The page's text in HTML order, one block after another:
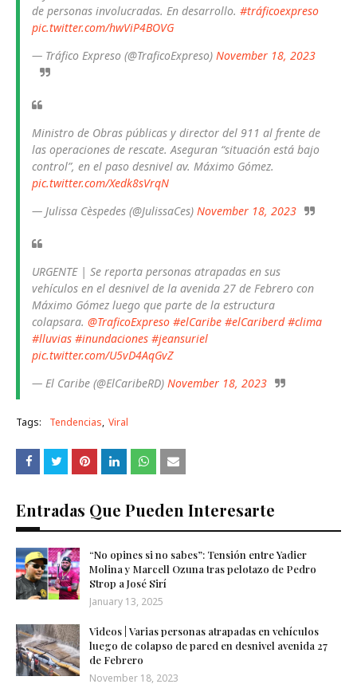
de personas involucradas. En desarrollo. #tráficoexpreso
pic.twitter.com/hwViP4BOVG
— Tráfico Expreso (@TraficoExpreso) November 18, 2023
Ministro de Obras públicas y director del 911 al frente de
las operaciones de rescate. Aseguran “situación está bajo
control”, en el paso desnivel av. Máximo Gómez.
pic.twitter.com/Xedk8sVrqN
— Julissa Cèspedes (@JulissaCes) November 18, 2023
URGENTE | Se reporta personas atrapadas en sus
vehículos en el desnivel de la avenida 27 de Febrero con
Máximo Gómez luego que parte de la estructura
colapsara. @TraficoExpreso #elCaribe #elCariberd #clima
#lluvias #inundaciones #jeansuriel
pic.twitter.com/U5vD4AqGvZ
— El Caribe (@ElCaribeRD) November 18, 2023
Tags: Tendencias Viral
Entradas Que Pueden Interesarte
“No opines si no sabes”: Tensión entre Yadier
Molina y Marcell Ozuna tras pelotazo de Pedro
Strop a José Sirí
January 13, 2025
Videos | Varias personas atrapadas en vehículos
luego de colapso de pared en desnivel avenida 27
de Febrero
November 18, 2023